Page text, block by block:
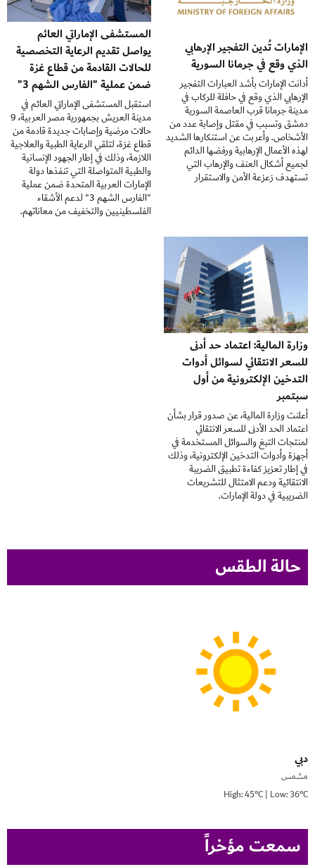
الإمارات تُدين التفجير الإرهابي
الذي وقع في جرمانا السورية
أدانت الإمارات بأشد العبارات التفجير
الإرهابي الذي وقع في حافلة للركاب في
مدينة جرمانا قرب العاصمة السورية
دمشق وتسبب في مقتل وإصابة عدد من
الأشخاص. وأعربت عن استنكارها الشديد
لهذه الأعمال الإرهابية ورفضها الدائم
لجميع أشكال العنف والإرهاب التي
تستهدف زعزعة الأمن والاستقرار
المستشفى الإماراتي العائم
يواصل تقديم الرعاية التخصصية
للحالات القادمة من قطاع غزة
ضمن عملية "الفارس الشهم 3"
استقبل المستشفى الإماراتي العائم في
مدينة العريش بجمهورية مصر العربية، 9
حالات مرضية وإصابات جديدة قادمة من
قطاع غزة، لتلقي الرعاية الطبية والعلاجية
اللازمة، وذلك في إطار الجهود الإنسانية
والطبية المتواصلة التي تنفذها دولة
الإمارات العربية المتحدة ضمن عملية
"الفارس الشهم 3" لدعم الأشقاء
الفلسطينيين والتخفيف من معاناتهم.
وزارة المالية: اعتماد حد أدنى
للسعر الانتقائي لسوائل أدوات
التدخين الإلكترونية من أول
سبتمبر
أعلنت وزارة المالية، عن صدور قرار بشأن
اعتماد الحد الأدنى للسعر الانتقائي
لمنتجات التبغ والسوائل المستخدمة في
أجهزة وأدوات التدخين الإلكترونية، وذلك
في إطار تعزيز كفاءة تطبيق الضريبة
الانتقائية ودعم الامتثال للتشريعات
الضريبية في دولة الإمارات.
حالة الطقس
دبي
مشمس
High: 45°C | Low: 36°C
سمعت مؤخراً